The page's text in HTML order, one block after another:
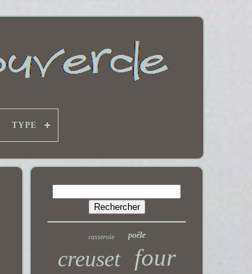
TYPE
casserole poêle
creuset four